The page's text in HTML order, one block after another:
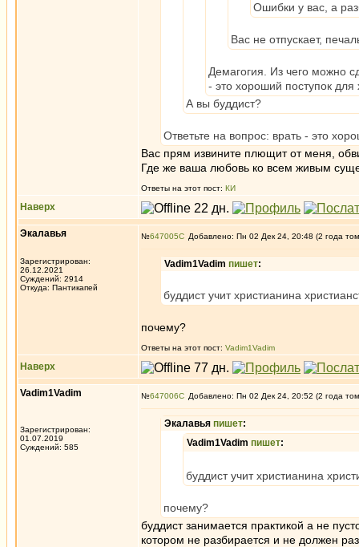
Ошибки у вас, а
Вас не отпускает,
Демагогия. Из чего можно
- это хороший поступок для
А вы буддист?
Ответьте на вопрос: врать - это
Вас прям извините плющит от меня,
Где же ваша любовь ко всем живым
Ответы на этот пост: КИ
Наверх
Экалавья
Зарегистрирован:
26.12.2021
Суждений: 2914
Откуда: Пантикапей
№647005 Добавлено: Пн 02 Дек 24, 20:48 (2 года
Vadim1Vadim пишет:
буддист учит христианина
почему?
Ответы на этот пост: Vadim1Vadim
Наверх
Vadim1Vadim
Зарегистрирован:
01.07.2019
Суждений: 585
№647006 Добавлено: Пн 02 Дек 24, 20:52 (2 года
Экалавья пишет:
Vadim1Vadim пишет:
буддист учит христианина
почему?
буддист занимается практикой а не
котором не разбирается и не должен